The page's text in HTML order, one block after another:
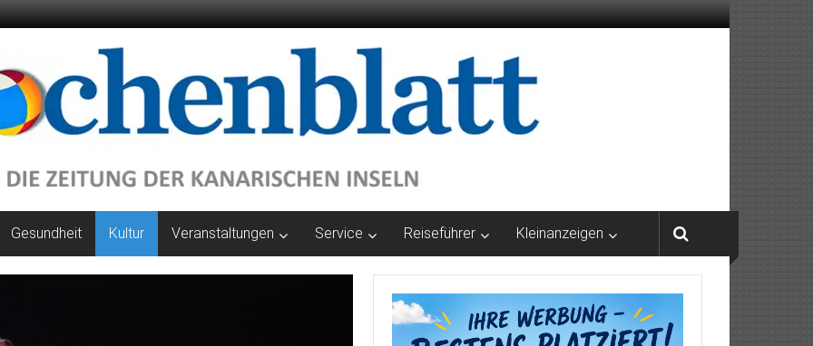
Gesundheit Kultur Veranstaltungen Service Reiseführer Kleinanzeigen